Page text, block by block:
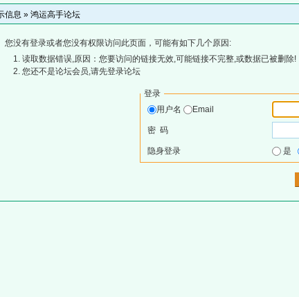
信息 » 鸿运高手论坛
您没有登录或者您没有权限访问此页面，可能有如下几个原因:
读取数据错误,原因：您要访问的链接无效,可能链接不完整,或数据已被删除!
您还不是论坛会员,请先登录论坛
登录
用户名
Email
密 码
隐身登录 是